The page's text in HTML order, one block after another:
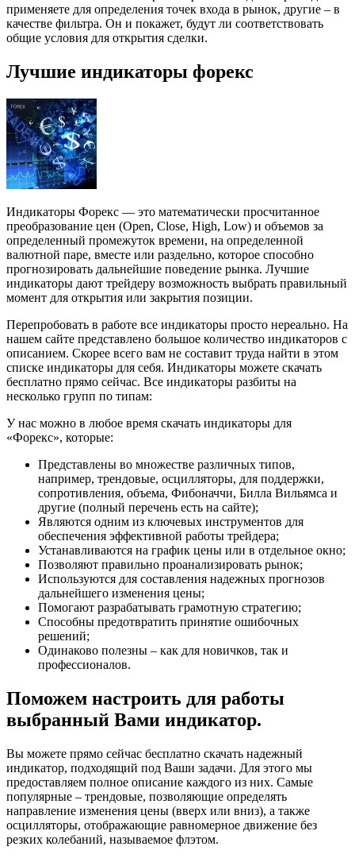
применяете для определения точек входа в рынок, другие – в
качестве фильтра. Он и покажет, будут ли соответствовать
общие условия для открытия сделки.
Лучшие индикаторы форекс
Индикаторы Форекс — это математически просчитанное
преобразование цен (Open, Close, High, Low) и объемов за
определенный промежуток времени, на определенной
валютной паре, вместе или раздельно, которое способно
прогнозировать дальнейшие поведение рынка. Лучшие
индикаторы дают трейдеру возможность выбрать правильный
момент для открытия или закрытия позиции.
Перепробовать в работе все индикаторы просто нереально. На
нашем сайте представлено большое количество индикаторов с
описанием. Скорее всего вам не составит труда найти в этом
списке индикаторы для себя. Индикаторы можете скачать
бесплатно прямо сейчас. Все индикаторы разбиты на
несколько групп по типам:
У нас можно в любое время скачать индикаторы для
«Форекс», которые:
Представлены во множестве различных типов,
например, трендовые, осцилляторы, для поддержки,
сопротивления, объема, Фибоначчи, Билла Вильямса и
другие (полный перечень есть на сайте);
Являются одним из ключевых инструментов для
обеспечения эффективной работы трейдера;
Устанавливаются на график цены или в отдельное окно;
Позволяют правильно проанализировать рынок;
Используются для составления надежных прогнозов
дальнейшего изменения цены;
Помогают разрабатывать грамотную стратегию;
Способны предотвратить принятие ошибочных
решений;
Одинаково полезны – как для новичков, так и
профессионалов.
Поможем настроить для работы
выбранный Вами индикатор.
Вы можете прямо сейчас бесплатно скачать надежный
индикатор, подходящий под Ваши задачи. Для этого мы
предоставляем полное описание каждого из них. Самые
популярные – трендовые, позволяющие определять
направление изменения цены (вверх или вниз), а также
осцилляторы, отображающие равномерное движение без
резких колебаний, называемое флэтом.